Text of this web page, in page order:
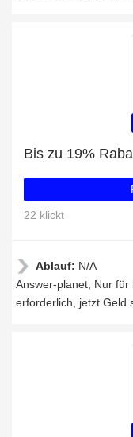
Bis zu 19%
22 klickt
Ablauf: N/A
Answer-planet, Nur
erforderlich, jetzt Geld